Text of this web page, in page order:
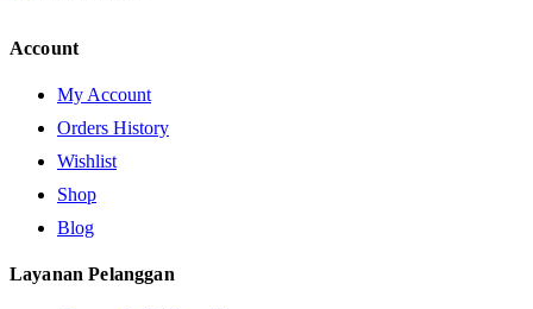
Account
My Account
Orders History
Wishlist
Shop
Blog
Layanan Pelanggan